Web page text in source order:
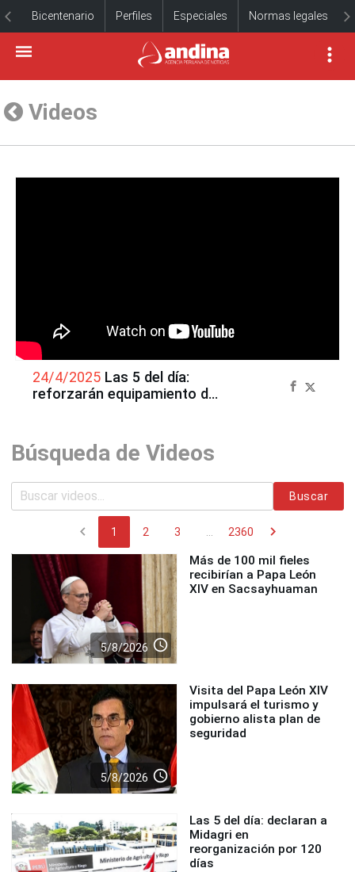
Bicentenario Perfiles Especiales Normas legales
Videos
24/4/2025 Las 5 del día:
reforzarán equipamiento de
Búsqueda de Videos
Buscar
chevron_left 1 2 3 2360 chevron_right
5/8/2026 access_time
Más de 100 mil fieles
recibirían a Papa León
XIV en Sacsayhuaman
5/8/2026 access_time
Visita del Papa León XIV
impulsará el turismo y
gobierno alista plan de
seguridad
Las 5 del día: declaran a
Midagri en
reorganización por 120
días